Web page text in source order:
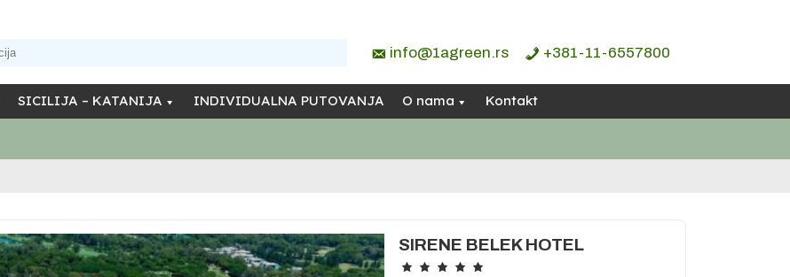
info@1agreen.rs +381-11-6557800
SICILIJA – KATANIJA INDIVIDUALNA PUTOVANJA O nama Kontakt
SIRENE BELEK HOTEL